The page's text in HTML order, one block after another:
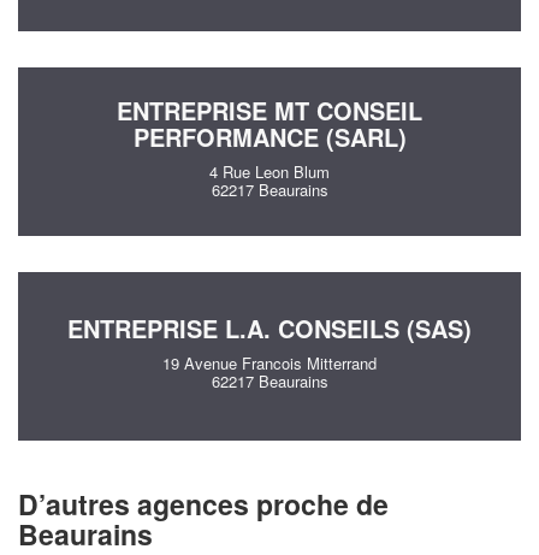
ENTREPRISE MT CONSEIL
PERFORMANCE (SARL)
4 Rue Leon Blum
62217 Beaurains
ENTREPRISE L.A. CONSEILS (SAS)
19 Avenue Francois Mitterrand
62217 Beaurains
D’autres agences proche de
Beaurains